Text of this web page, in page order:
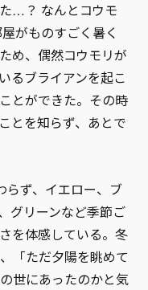
…？ なんとコウモ
がものすごく暑く
め、偶然コウモリが
るブライアンを起こ
とができた。その時
とを知らず、あとで
らず、イエロー、ブ
グリーンなど季節ご
を体感している。冬
「ただ夕陽を眺めて
世にあったのかと気